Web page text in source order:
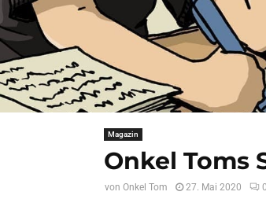
Magazin
Onkel Toms
von Onkel Tom 27. Mai 2020 0